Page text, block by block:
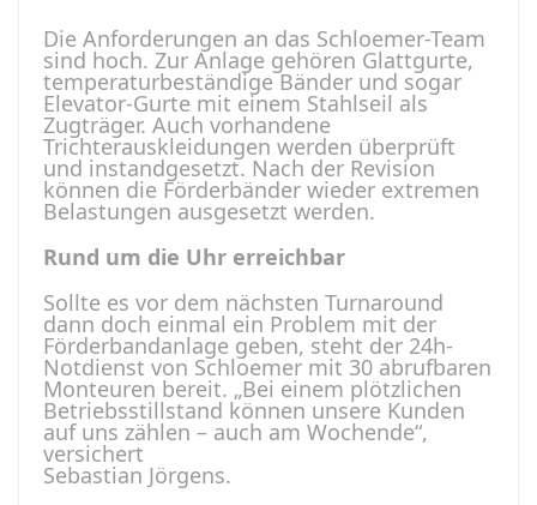
Die Anforderungen an das Schloemer-Team
sind hoch. Zur Anlage gehören Glattgurte,
temperaturbeständige Bänder und sogar
Elevator-Gurte mit einem Stahlseil als
Zugträger. Auch vorhandene
Trichterauskleidungen werden überprüft
und instandgesetzt. Nach der Revision
können die Förderbänder wieder extremen
Belastungen ausgesetzt werden.
Rund um die Uhr erreichbar
Sollte es vor dem nächsten Turnaround
dann doch einmal ein Problem mit der
Förderbandanlage geben, steht der 24h-
Notdienst von Schloemer mit 30 abrufbaren
Monteuren bereit. „Bei einem plötzlichen
Betriebsstillstand können unsere Kunden
auf uns zählen – auch am Wochende“,
versichert
Sebastian Jörgens.